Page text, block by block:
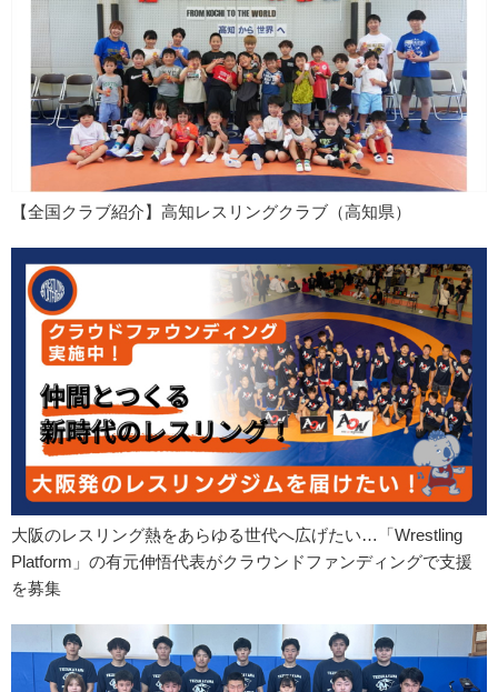
【全国クラブ紹介】高知レスリングクラブ（高知県）
大阪のレスリング熱をあらゆる世代へ広げたい…「Wrestling
Platform」の有元伸悟代表がクラウンドファンディングで支援
を募集